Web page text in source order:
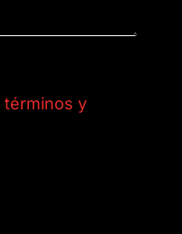
términos y